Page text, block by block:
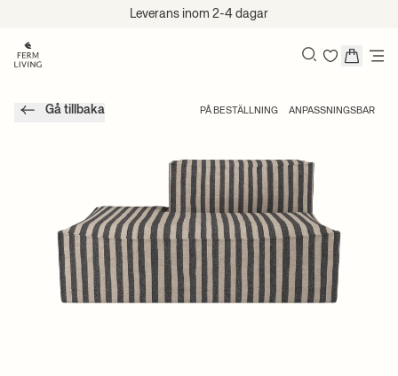
Leverans inom 2-4 dagar
Gå tillbaka PÅ BESTÄLLNING ANPASSNINGSBAR